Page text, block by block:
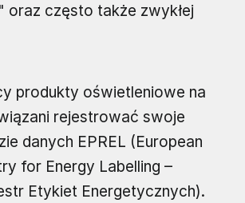
oraz często także zwykłej
produkty oświetleniowe na
rejestrować swoje
danych EPREL (European
for Energy Labelling –
Etykiet Energetycznych).